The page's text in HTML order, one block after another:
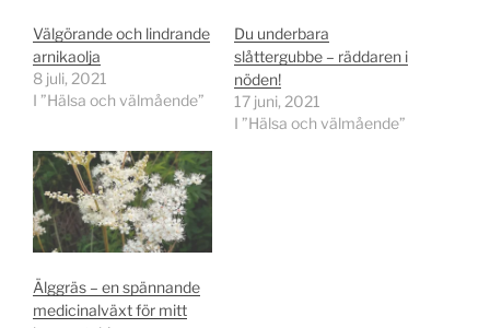
Välgörande och lindrande
arnikaolja
8 juli, 2021
I ”Hälsa och välmående”
Du underbara
slåttergubbe – räddaren i
nöden!
17 juni, 2021
I ”Hälsa och välmående”
Älggräs – en spännande
medicinalväxt för mitt